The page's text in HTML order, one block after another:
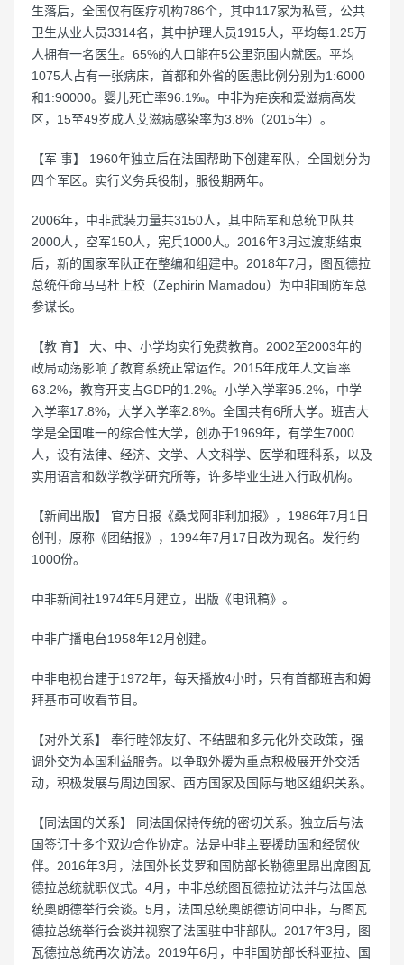
生落后，全国仅有医疗机构786个，其中117家为私营，公共
卫生从业人员3314名，其中护理人员1915人，平均每1.25万
人拥有一名医生。65%的人口能在5公里范围内就医。平均
1075人占有一张病床，首都和外省的医患比例分别为1:6000
和1:90000。婴儿死亡率96.1‰。中非为疟疾和爱滋病高发
区，15至49岁成人艾滋病感染率为3.8%（2015年）。
【军 事】 1960年独立后在法国帮助下创建军队，全国划分为
四个军区。实行义务兵役制，服役期两年。
2006年，中非武装力量共3150人，其中陆军和总统卫队共
2000人，空军150人，宪兵1000人。2016年3月过渡期结束
后，新的国家军队正在整编和组建中。2018年7月，图瓦德拉
总统任命马马杜上校（Zephirin Mamadou）为中非国防军总
参谋长。
【教 育】 大、中、小学均实行免费教育。2002至2003年的
政局动荡影响了教育系统正常运作。2015年成年人文盲率
63.2%，教育开支占GDP的1.2%。小学入学率95.2%，中学
入学率17.8%，大学入学率2.8%。全国共有6所大学。班吉大
学是全国唯一的综合性大学，创办于1969年，有学生7000
人，设有法律、经济、文学、人文科学、医学和理科系，以及
实用语言和数学教学研究所等，许多毕业生进入行政机构。
【新闻出版】 官方日报《桑戈阿非利加报》，1986年7月1日
创刊，原称《团结报》，1994年7月17日改为现名。发行约
1000份。
中非新闻社1974年5月建立，出版《电讯稿》。
中非广播电台1958年12月创建。
中非电视台建于1972年，每天播放4小时，只有首都班吉和姆
拜基市可收看节目。
【对外关系】 奉行睦邻友好、不结盟和多元化外交政策，强
调外交为本国利益服务。以争取外援为重点积极展开外交活
动，积极发展与周边国家、西方国家及国际与地区组织关系。
【同法国的关系】 同法国保持传统的密切关系。独立后与法
国签订十多个双边合作协定。法是中非主要援助国和经贸伙
伴。2016年3月，法国外长艾罗和国防部长勒德里昂出席图瓦
德拉总统就职仪式。4月，中非总统图瓦德拉访法并与法国总
统奥朗德举行会谈。5月，法国总统奥朗德访问中非，与图瓦
德拉总统举行会谈并视察了法国驻中非部队。2017年3月，图
瓦德拉总统再次访法。2019年6月，中非国防部长科亚拉、国